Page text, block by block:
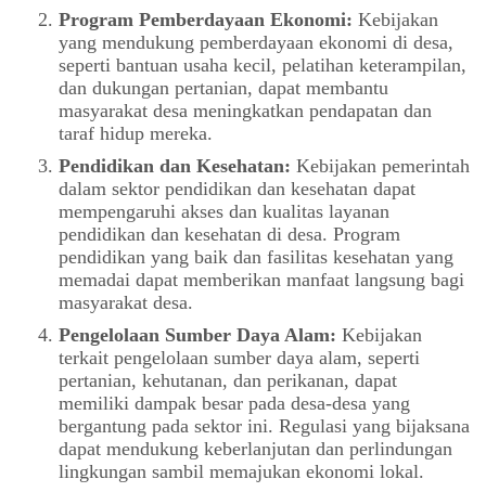
Program Pemberdayaan Ekonomi: Kebijakan
yang mendukung pemberdayaan ekonomi di desa,
seperti bantuan usaha kecil, pelatihan keterampilan,
dan dukungan pertanian, dapat membantu
masyarakat desa meningkatkan pendapatan dan
taraf hidup mereka.
Pendidikan dan Kesehatan: Kebijakan pemerintah
dalam sektor pendidikan dan kesehatan dapat
mempengaruhi akses dan kualitas layanan
pendidikan dan kesehatan di desa. Program
pendidikan yang baik dan fasilitas kesehatan yang
memadai dapat memberikan manfaat langsung bagi
masyarakat desa.
Pengelolaan Sumber Daya Alam: Kebijakan
terkait pengelolaan sumber daya alam, seperti
pertanian, kehutanan, dan perikanan, dapat
memiliki dampak besar pada desa-desa yang
bergantung pada sektor ini. Regulasi yang bijaksana
dapat mendukung keberlanjutan dan perlindungan
lingkungan sambil memajukan ekonomi lokal.